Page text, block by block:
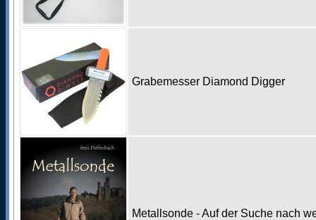
Grabemesser Diamond Digger
Metallsonde - Auf der Suche nach